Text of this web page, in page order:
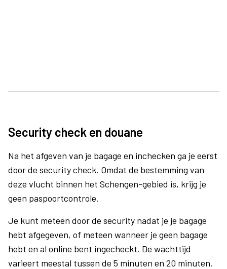
Security check en douane
Na het afgeven van je bagage en inchecken ga je eerst
door de security check. Omdat de bestemming van
deze vlucht binnen het Schengen-gebied is, krijg je
geen paspoortcontrole.
Je kunt meteen door de security nadat je je bagage
hebt afgegeven, of meteen wanneer je geen bagage
hebt en al online bent ingecheckt. De wachttijd
varieert meestal tussen de 5 minuten en 20 minuten.